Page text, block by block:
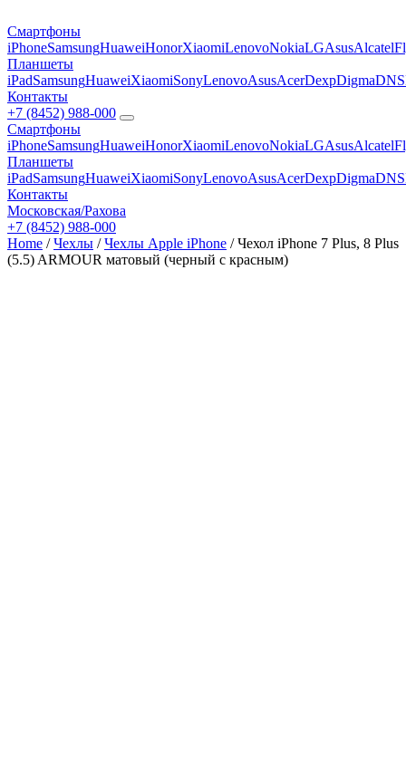
Смартфоны
iPhoneSamsungHuaweiHonorXiaomiLenovoNokiaLGAsusAlcatel
Планшеты
iPadSamsungHuaweiXiaomiSonyLenovoAsusAcerDexpDigmaDNS
Контакты
+7 (8452) 988-000
Смартфоны
iPhoneSamsungHuaweiHonorXiaomiLenovoNokiaLGAsusAlcatel
Планшеты
iPadSamsungHuaweiXiaomiSonyLenovoAsusAcerDexpDigmaDNS
Контакты
Московская/Рахова
+7 (8452) 988-000
Home /Чехлы /Чехлы Apple iPhone / Чехол iPhone 7 Plus, 8 Plus
(5.5) ARMOUR матовый (черный с красным)